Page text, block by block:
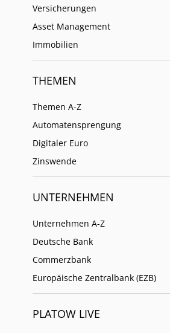
Versicherungen
Asset Management
Immobilien
THEMEN
Themen A-Z
Automatensprengung
Digitaler Euro
Zinswende
UNTERNEHMEN
Unternehmen A-Z
Deutsche Bank
Commerzbank
Europäische Zentralbank (EZB)
PLATOW LIVE